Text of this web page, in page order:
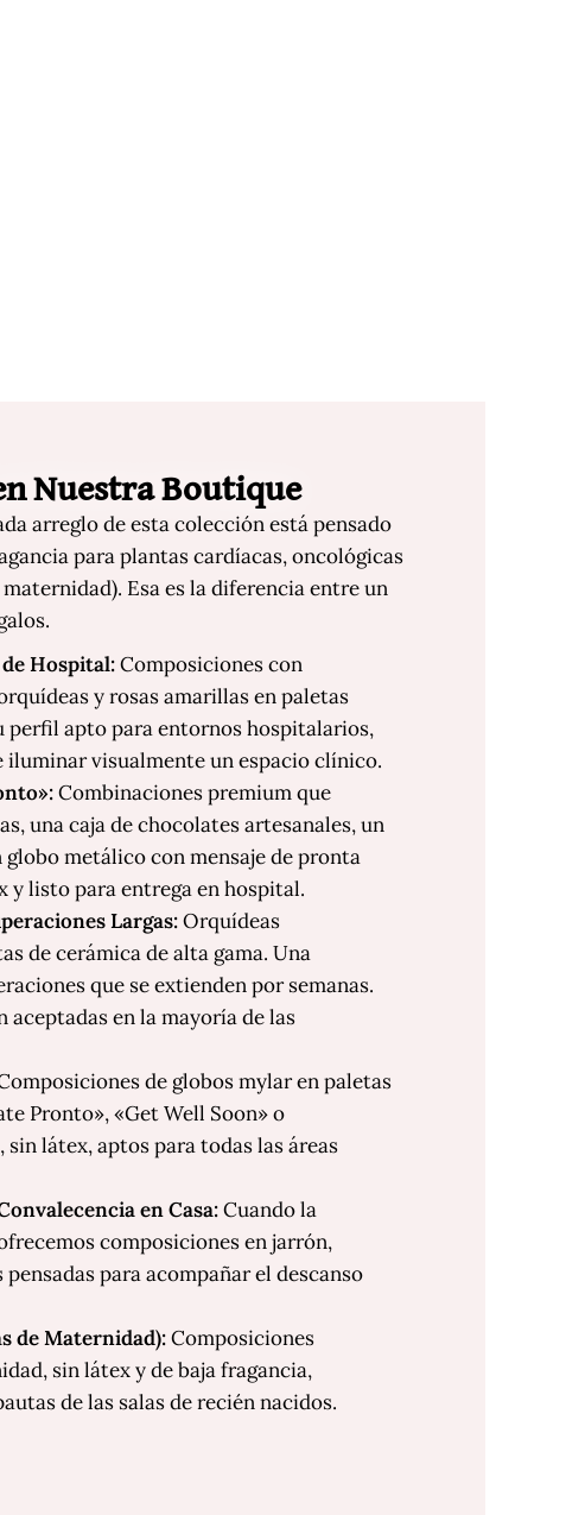
Nuestra Boutique
arreglo de esta colección está pensado
para plantas cardíacas, oncológicas
Esa es la diferencia entre un
Hospital:Composiciones con
y rosas amarillas en paletas
perfil apto para entornos hospitalarios,
iluminar visualmente un espacio clínico.
Combinaciones premium que
una caja de chocolates artesanales, un
metálico con mensaje de pronta
y listo para entrega en hospital.
Largas:Orquídeas
de cerámica de alta gama. Una
que se extienden por semanas.
aceptadas en la mayoría de las
de globos mylar en paletas
Pronto», «Get Well Soon» o
látex, aptos para todas las áreas
en Casa:Cuando la
composiciones en jarrón,
para acompañar el descanso
de Maternidad):Composiciones
sin látex y de baja fragancia,
de las salas de recién nacidos.